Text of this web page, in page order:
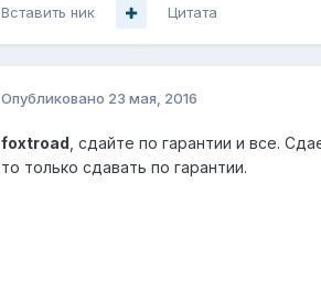
Вставить ник Цитата
Опубликовано 23 мая, 2016
foxtroad , сдайте по гарантии и все.
то только сдавать по гарантии.